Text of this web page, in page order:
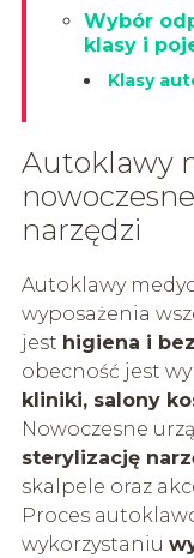
Wybór
klasy i
Klasy
Autoklawy
narzędzi
Autoklawy
wyposażenia
jest higiena i
obecność jest
kliniki, salony
Nowoczesne
sterylizację
skalpele oraz
Proces
wykorzystaniu